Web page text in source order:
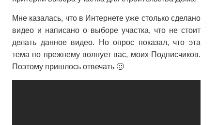
Мне казалась, что в Интернете уже столько сделано
видео и написано о выборе участка, что не стоит
делать данное видео. Но опрос показал, что эта
тема по прежнему волнует вас, моих Подписчиков.
Поэтому пришлось отвечать 🙂